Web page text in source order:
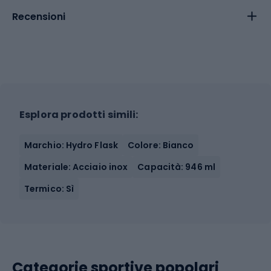
Recensioni
Esplora prodotti simili:
Marchio: Hydro Flask
Colore: Bianco
Materiale: Acciaio inox
Capacità: 946 ml
Termico: Sì